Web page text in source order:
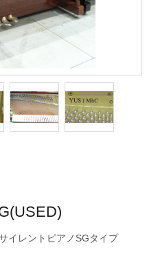
イレントピアノSGタイプ